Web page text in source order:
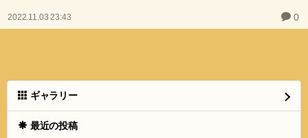
2022.11.03 23:43 0
ギャラリー
最近の投稿